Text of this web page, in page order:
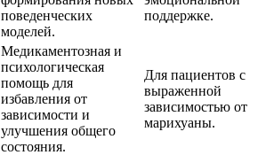
поведенческих
моделей.
поддержке.
Медикаментозная и
психологическая
помощь для
избавления от
зависимости и
улучшения общего
состояния.
Для пациентов с
выраженной
зависимостью от
марихуаны.